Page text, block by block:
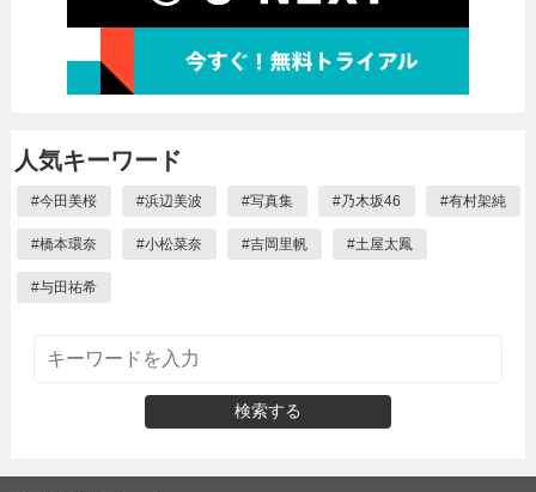
人気キーワード
#今田美桜 #浜辺美波 #写真集 #乃木坂46 #有村架純
#橋本環奈 #小松菜奈 #吉岡里帆 #土屋太鳳
#与田祐希
検索する